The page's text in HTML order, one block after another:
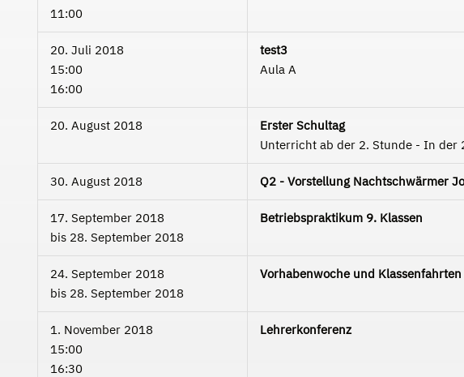
11:00
20. Juli 2018
15:00
16:00
test3
Aula A
20. August 2018
Erster Schultag
Unterricht ab der 2. Stunde - In der
30. August 2018 Q2 - Vorstellung Nachtschwärmer
17. September 2018
bis 28. September 2018
Betriebspraktikum 9. Klassen
24. September 2018
bis 28. September 2018
Vorhabenwoche und Klassenfahrten
1. November 2018
15:00
16:30
Lehrerkonferenz